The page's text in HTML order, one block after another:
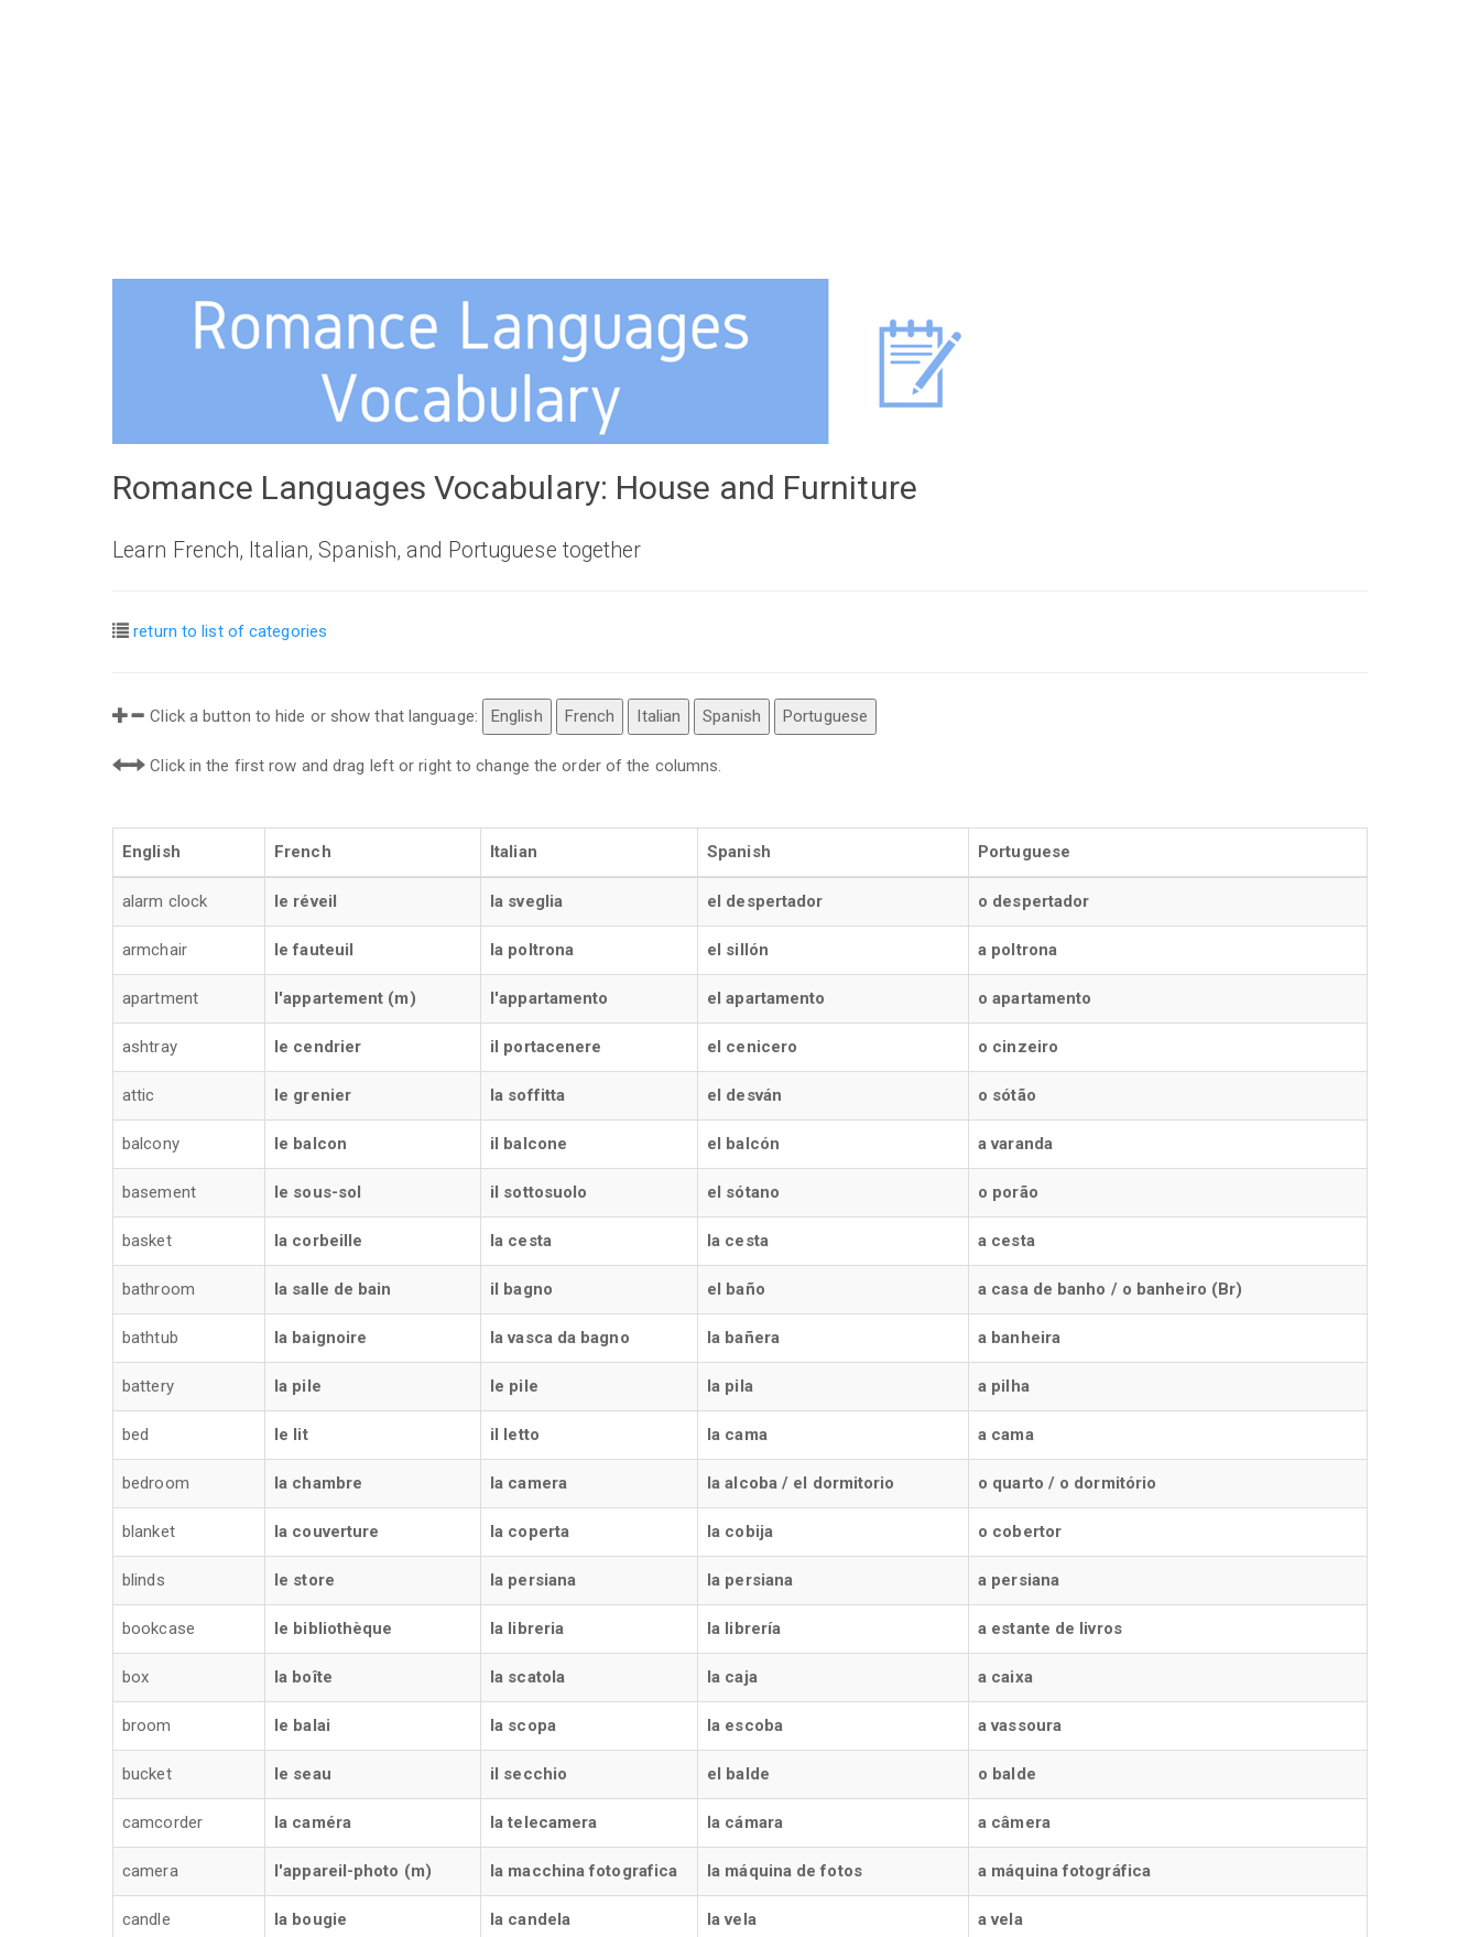
Romance Languages Vocabulary: House and Furniture
Learn French, Italian, Spanish, and Portuguese together
return to list of categories
Click a button to hide or show that language: English French Italian Spanish Portuguese
Click in the first row and drag left or right to change the order of the columns.
English French Italian Spanish Portuguese
alarm clock le réveil la sveglia el despertador o despertador
armchair le fauteuil la poltrona el sillón a poltrona
apartment l'appartement (m) l'appartamento el apartamento o apartamento
ashtray le cendrier il portacenere el cenicero o cinzeiro
attic le grenier la soffitta el desván o sótão
balcony le balcon il balcone el balcón a varanda
basement le sous-sol il sottosuolo el sótano o porão
basket la corbeille la cesta la cesta a cesta
bathroom la salle de bain il bagno el baño a casa de banho / o banheiro (Br)
bathtub la baignoire la vasca da bagno la bañera a banheira
battery la pile le pile la pila a pilha
bed le lit il letto la cama a cama
bedroom la chambre la camera la alcoba / el dormitorio o quarto / o dormitório
blanket la couverture la coperta la cobija o cobertor
blinds le store la persiana la persiana a persiana
bookcase le bibliothèque la libreria la librería a estante de livros
box la boîte la scatola la caja a caixa
broom le balai la scopa la escoba a vassoura
bucket le seau il secchio el balde o balde
camcorder la caméra la telecamera la cámara a câmera
camera l'appareil-photo (m) la macchina fotografica la máquina de fotos a máquina fotográfica
candle la bougie la candela la vela a vela